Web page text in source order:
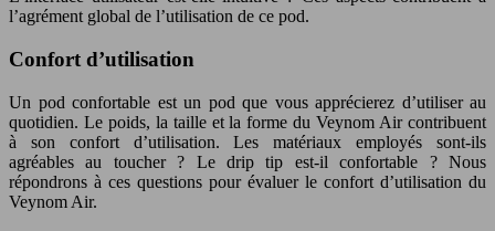
l’agrément global de l’utilisation de ce pod.
Confort d’utilisation
Un pod confortable est un pod que vous apprécierez d’utiliser au
quotidien. Le poids, la taille et la forme du Veynom Air contribuent
à son confort d’utilisation. Les matériaux employés sont-ils
agréables au toucher ? Le drip tip est-il confortable ? Nous
répondrons à ces questions pour évaluer le confort d’utilisation du
Veynom Air.